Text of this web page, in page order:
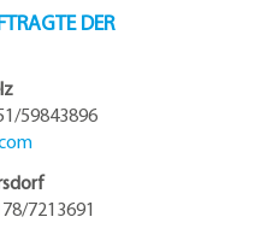
DER
59843896
7213691